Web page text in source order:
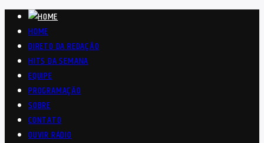
HOME
DIRETO DA REDAÇÃO
HITS DA SEMANA
EQUIPE
PROGRAMAÇÃO
SOBRE
CONTATO
OUVIR RÁDIO